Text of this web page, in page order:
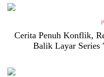
Cerita Penuh Konflik,
Balik Layar Series